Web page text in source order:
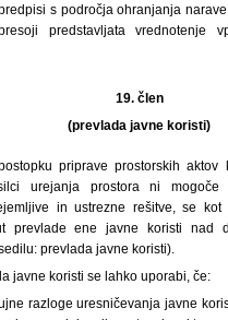
s področja ohranjanja
predstavljata vrednotenje
19. člen
(prevlada javne koristi)
priprave prostorskih aktov
urejanja prostora ni mogoče
in ustrezne rešitve, se kot
prevlade ene javne koristi nad
prevlada javne koristi).
javne koristi se lahko uporabi, če:
razloge uresničevanja javne